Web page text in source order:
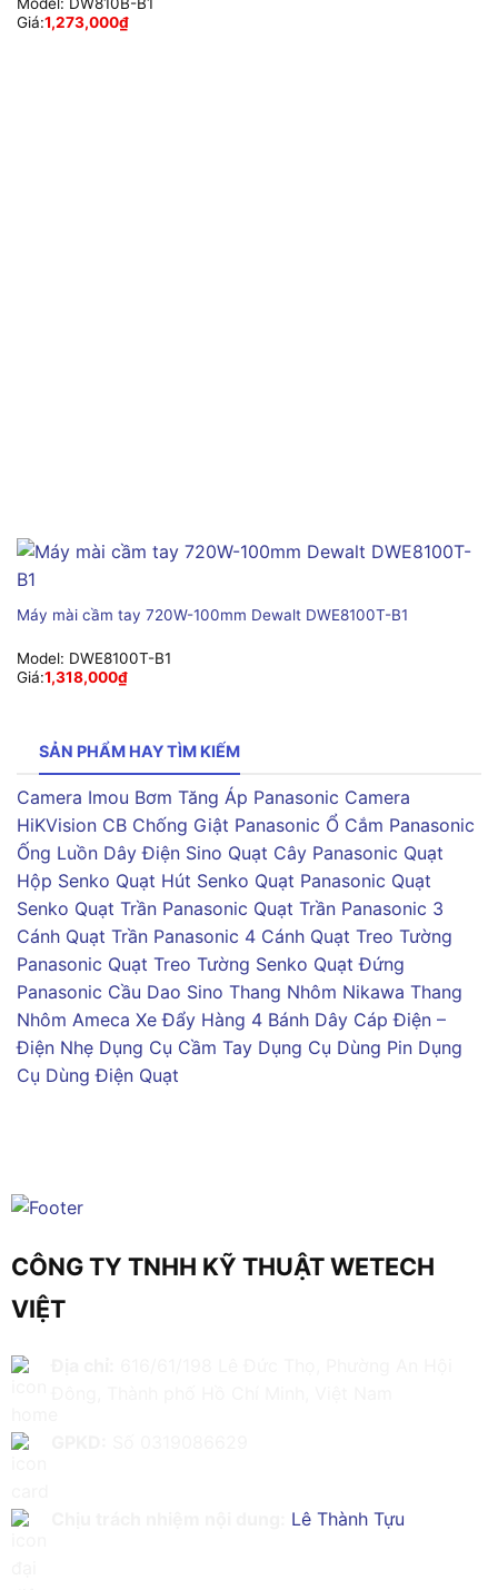
Giá:1,273,000₫
Máy mài cầm tay 720W-100mm Dewalt DWE8100T-B1
Model: DWE8100T-B1
Giá:1,318,000₫
SẢN PHẨM HAY TÌM KIẾM
Camera Imou Bơm Tăng Áp Panasonic Camera
HiKVision CB Chống Giật Panasonic Ổ Cắm Panasonic
Ống Luồn Dây Điện Sino Quạt Cây Panasonic Quạt
Hộp Senko Quạt Hút Senko Quạt Panasonic Quạt
Senko Quạt Trần Panasonic Quạt Trần Panasonic 3
Cánh Quạt Trần Panasonic 4 Cánh Quạt Treo Tường
Panasonic Quạt Treo Tường Senko Quạt Đứng
Panasonic Cầu Dao Sino Thang Nhôm Nikawa Thang
Nhôm Ameca Xe Đẩy Hàng 4 Bánh Dây Cáp Điện –
Điện Nhẹ Dụng Cụ Cầm Tay Dụng Cụ Dùng Pin Dụng
Cụ Dùng Điện Quạt
CÔNG TY TNHH KỸ THUẬT WETECH
VIỆT
Lê Thành Tựu